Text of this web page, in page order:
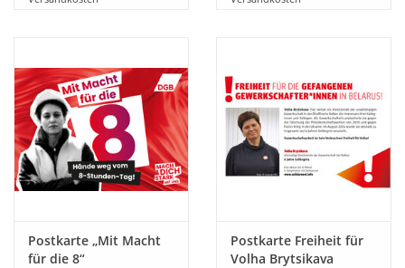
Postkarte „Mit Macht
für die 8“
Postkarte Freiheit für
Volha Brytsikava